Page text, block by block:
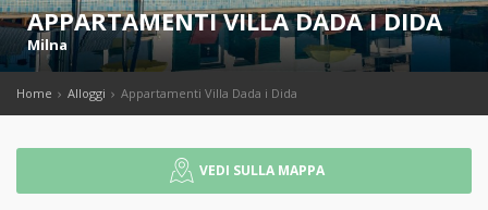
APPARTAMENTI VILLA DADA I DIDA
Milna
Home Alloggi Appartamenti Villa Dada i Dida
VEDI SULLA MAPPA